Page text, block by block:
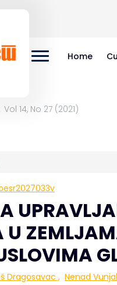
Home
Vol 14, No 27 (2021)
Dragosavac , Nenad